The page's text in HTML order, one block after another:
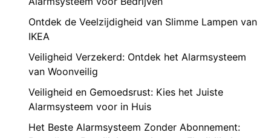
Ontdek de Veelzijdigheid van Slimme Lampen van
IKEA
Veiligheid Verzekerd: Ontdek het Alarmsysteem
van Woonveilig
Veiligheid en Gemoedsrust: Kies het Juiste
Alarmsysteem voor in Huis
Het Beste Alarmsysteem Zonder Abonnement: